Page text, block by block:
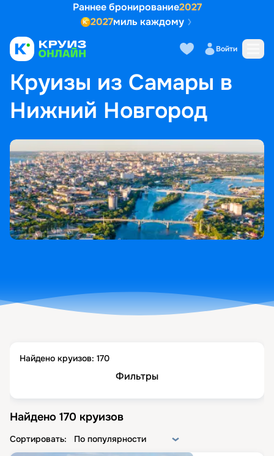
Раннее бронирование2027
2027миль каждому
Войти
ГЛАВНАЯ • ПОПУЛЯРНЫЕ НАПРАВЛЕНИЯ
КРУИЗЫ ИЗ САМАРЫ В НИЖНИЙ НОВГОРОД
Круизы из Самары в
Нижний Новгород
Найдено круизов: 170
Фильтры
Найдено 170 круизов
Сортировать: По популярности